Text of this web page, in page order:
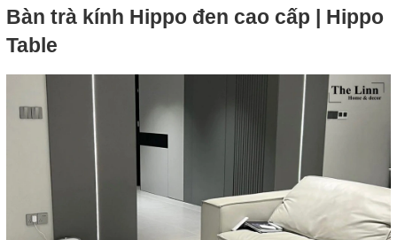
Bàn trà kính Hippo đen cao cấp | Hippo
Table